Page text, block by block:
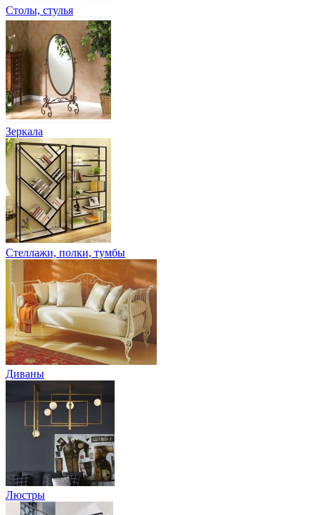
Столы, стулья
Зеркала
Стеллажи, полки, тумбы
Диваны
Люстры